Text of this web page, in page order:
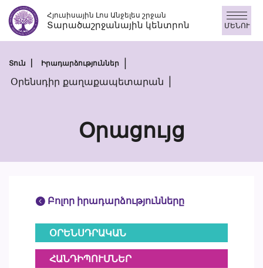
Անցնել
բովանդակությանըՀյուսիսային Լոս Անջելես շրջան
Տարածաշրջանային կենտրոն ՄԵՆՈՒ
Տուն Իրադարձություններ
Օրենսդիր քաղաքապետարան
Օրացույց
Բոլոր իրադարձությունները
ՕՐԵՆՍԴՐԱԿԱՆ
ՀԱՆԴԻՊՈՒՄՆԵՐ